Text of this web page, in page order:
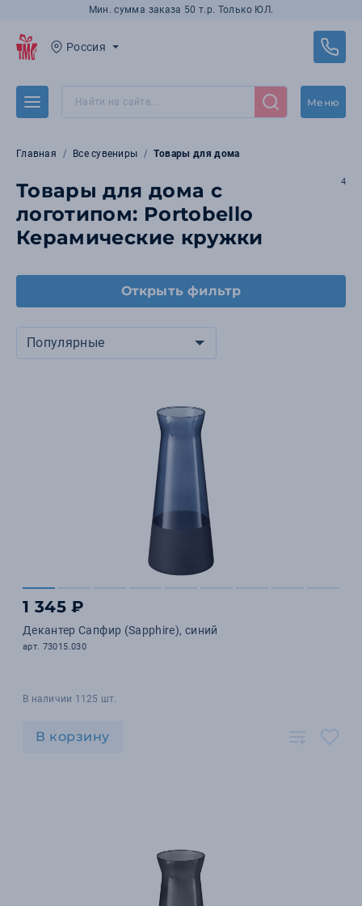
Мин. сумма заказа 50 т.р. Только ЮЛ.
Россия
Меню
Главная Все сувениры Товары для дома
Товары для дома с
логотипом: Portobello
Керамические кружки
4
Открыть фильтр
Популярные
1 345 ₽
Декантер Сапфир (Sapphire), синий
арт. 73015.030
В наличии 1125 шт.
В корзину